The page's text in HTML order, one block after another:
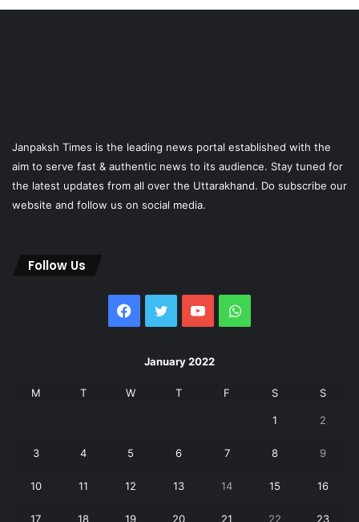
Janpaksh Times is the leading news portal established with the
aim to serve fast & authentic news to its audience. Stay tuned for
the latest updates from all over the Uttarakhand. Do subscribe our
website and follow us on social media.
Follow Us
Facebook
Twitter YouTubeWhatsApp
January 2022
M T W T F S S
1 2
3 4 5 6 7 8 9
10 11 12 13 14 15 16
17 18 19 20 21 22 23